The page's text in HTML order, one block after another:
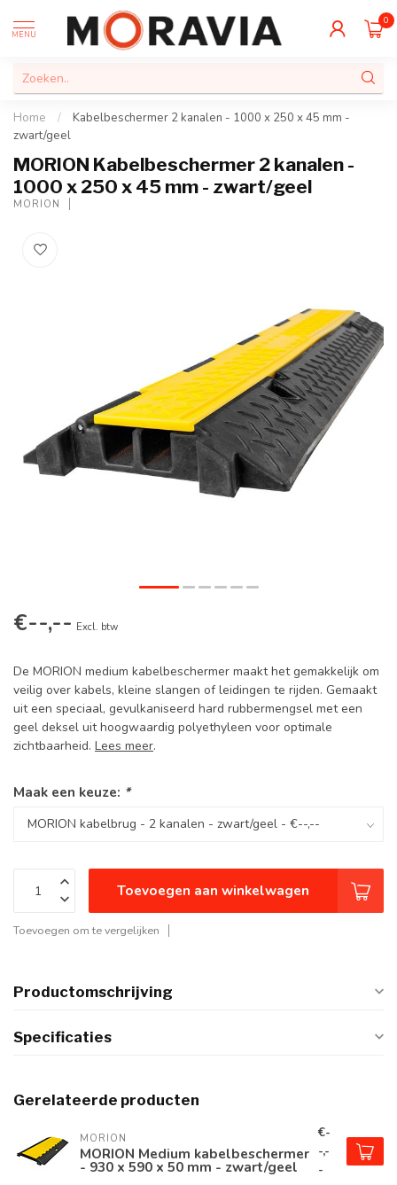
MENU
0
Home /
Kabelbeschermer 2 kanalen - 1000 x 250 x 45 mm -
zwart/geel
MORION Kabelbeschermer 2 kanalen -
1000 x 250 x 45 mm - zwart/geel
MORION
€--,-- Excl. btw
De MORION medium kabelbeschermer maakt het gemakkelijk om
veilig over kabels, kleine slangen of leidingen te rijden. Gemaakt
uit een speciaal, gevulkaniseerd hard rubbermengsel met een
geel deksel uit hoogwaardig polyethyleen voor optimale
zichtbaarheid. Lees meer.
Maak een keuze: *
Toevoegen aan winkelwagen
Toevoegen om te vergelijken
Productomschrijving
Specificaties
Gerelateerde producten
MORION
MORION Medium kabelbeschermer
- 930 x 590 x 50 mm - zwart/geel
€-
-,-
-